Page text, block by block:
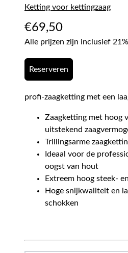
Ketting voor kettingzaag
€69,50
Alle prijzen zijn inclusief
Reserveren
profi-zaagketting met een
Zaagketting met hoog
uitstekend
Trillingsarme
Ideaal voor de
oogst van hout
Extreem hoog steek-
Hoge snijkwaliteit en
schokken